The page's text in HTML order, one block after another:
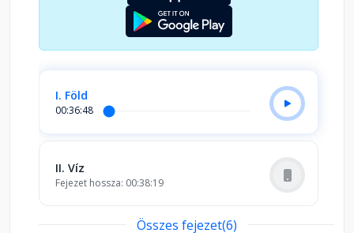
I. Föld
00:36:48
II. Víz
Fejezet hossza: 00:38:19
Összes fejezet(6)